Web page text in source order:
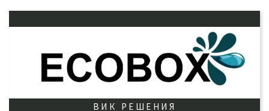
ВИК РЕШЕНИЯ